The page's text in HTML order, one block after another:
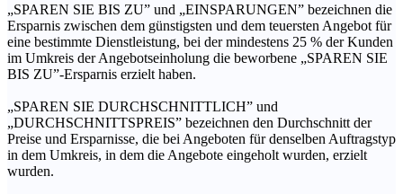
„SPAREN SIE BIS ZU” und „EINSPARUNGEN” bezeichnen die
Ersparnis zwischen dem günstigsten und dem teuersten Angebot für
eine bestimmte Dienstleistung, bei der mindestens 25 % der Kunden
im Umkreis der Angebotseinholung die beworbene „SPAREN SIE
BIS ZU”-Ersparnis erzielt haben.
„SPAREN SIE DURCHSCHNITTLICH” und
„DURCHSCHNITTSPREIS” bezeichnen den Durchschnitt der
Preise und Ersparnisse, die bei Angeboten für denselben Auftragstyp
in dem Umkreis, in dem die Angebote eingeholt wurden, erzielt
wurden.